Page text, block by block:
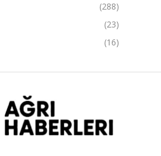
(288)
(23)
(16)